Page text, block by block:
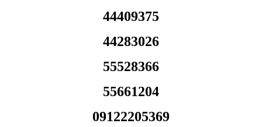
44409375
44283026
55528366
55661204
09122205369